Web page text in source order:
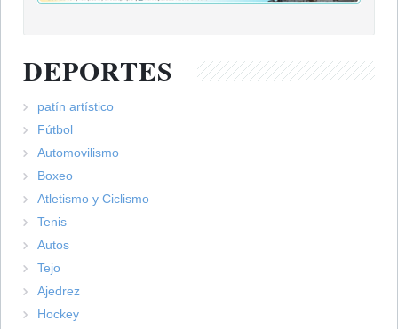
DEPORTES
patín artístico
Fútbol
Automovilismo
Boxeo
Atletismo y Ciclismo
Tenis
Autos
Tejo
Ajedrez
Hockey